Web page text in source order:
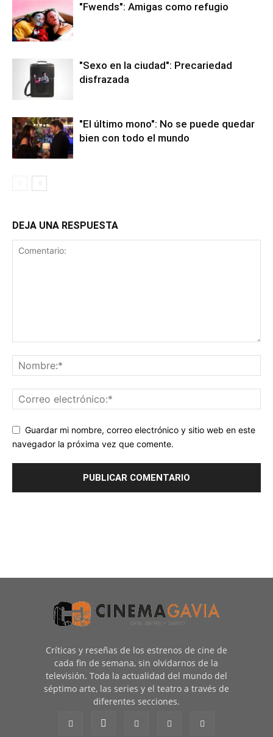
"Fwends": Amigas como refugio
"Sexo en la ciudad": Precariedad
disfrazada
"El último mono": No se puede quedar
bien con todo el mundo
DEJA UNA RESPUESTA
Guardar mi nombre, correo electrónico y sitio web en este
navegador la próxima vez que comente.
Críticas y reseñas de los estrenos de cine de
cada fin de semana, sin olvidarnos de la
televisión. Toda la actualidad del mundo del
séptimo arte, las series y el teatro a través de
diferentes secciones.